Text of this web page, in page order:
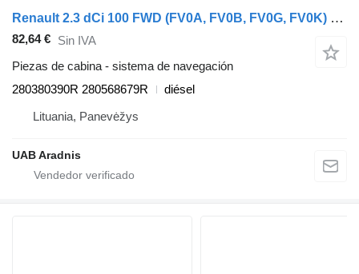
Renault 2.3 dCi 100 FWD (FV0A, FV0B, FV0G, FV0K) 280380390R sistema de navegación para Renault MASTER III Furgon (FV) coche
82,64 € Sin IVA
Piezas de cabina - sistema de navegación
280380390R 280568679R
diésel
Lituania, Panevėžys
UAB Aradnis